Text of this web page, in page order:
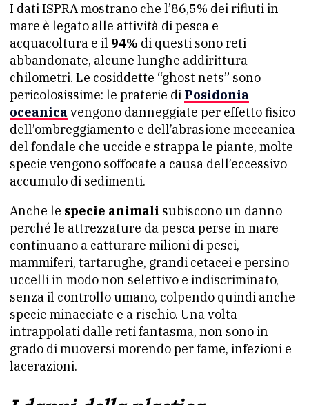
I dati ISPRA mostrano che l’86,5% dei rifiuti in
mare è legato alle attività di pesca e
acquacoltura e il 94% di questi sono reti
abbandonate, alcune lunghe addirittura
chilometri. Le cosiddette “ghost nets” sono
pericolosissime: le praterie di Posidonia
oceanica vengono danneggiate per effetto fisico
dell’ombreggiamento e dell’abrasione meccanica
del fondale che uccide e strappa le piante, molte
specie vengono soffocate a causa dell’eccessivo
accumulo di sedimenti.
Anche le specie animali subiscono un danno
perché le attrezzature da pesca perse in mare
continuano a catturare milioni di pesci,
mammiferi, tartarughe, grandi cetacei e persino
uccelli in modo non selettivo e indiscriminato,
senza il controllo umano, colpendo quindi anche
specie minacciate e a rischio. Una volta
intrappolati dalle reti fantasma, non sono in
grado di muoversi morendo per fame, infezioni e
lacerazioni.